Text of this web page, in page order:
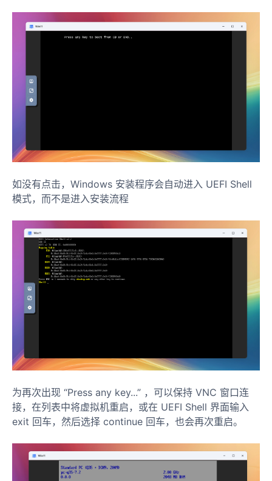
如没有点击，Windows 安装程序会自动进入 UEFI Shell
模式，而不是进入安装流程
为再次出现 “Press any key...” ，可以保持 VNC 窗口连
接，在列表中将虚拟机重启，或在 UEFI Shell 界面输入
exit 回车，然后选择 continue 回车，也会再次重启。